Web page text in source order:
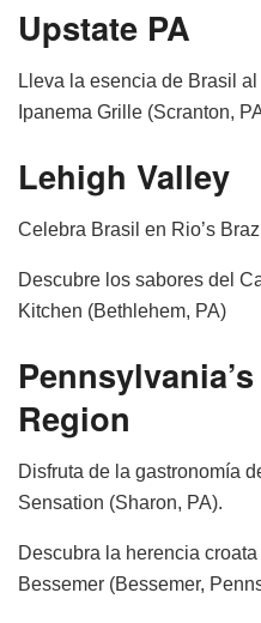
Upstate PA
Lleva la esencia de Brasil
Ipanema Grille (Scranton,
Lehigh Valley
Celebra Brasil en Rio’s
Descubre los sabores del
Kitchen (Bethlehem, PA)
Region
Disfruta de la gastronomía
Sensation (Sharon, PA).
Descubra la herencia
Bessemer (Bessemer,